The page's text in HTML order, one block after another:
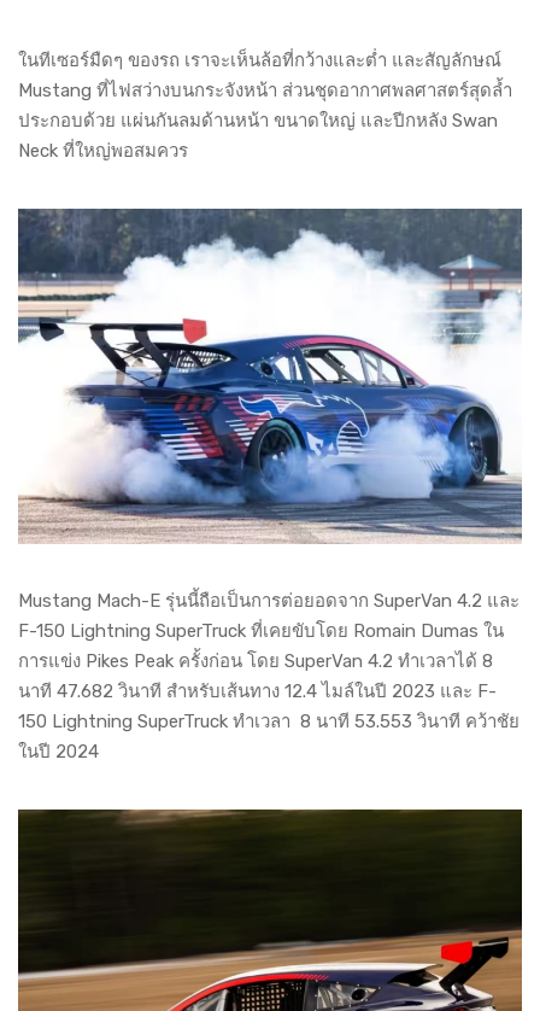
ในทีเซอร์มืดๆ ของรถ เราจะเห็นล้อที่กว้างและต่ำ และสัญลักษณ์
Mustang ที่ไฟสว่างบนกระจังหน้า ส่วนชุดอากาศพลศาสตร์สุดล้ำ
ประกอบด้วย แผ่นกันลมด้านหน้า ขนาดใหญ่ และปีกหลัง Swan
Neck ที่ใหญ่พอสมควร
Mustang Mach-E รุ่นนี้ถือเป็นการต่อยอดจาก SuperVan 4.2 และ
F-150 Lightning SuperTruck ที่เคยขับโดย Romain Dumas ใน
การแข่ง Pikes Peak ครั้งก่อน โดย SuperVan 4.2 ทำเวลาได้ 8
นาที 47.682 วินาที สำหรับเส้นทาง 12.4 ไมล์ในปี 2023 และ F-
150 Lightning SuperTruck ทำเวลา 8 นาที 53.553 วินาที คว้าชัย
ในปี 2024